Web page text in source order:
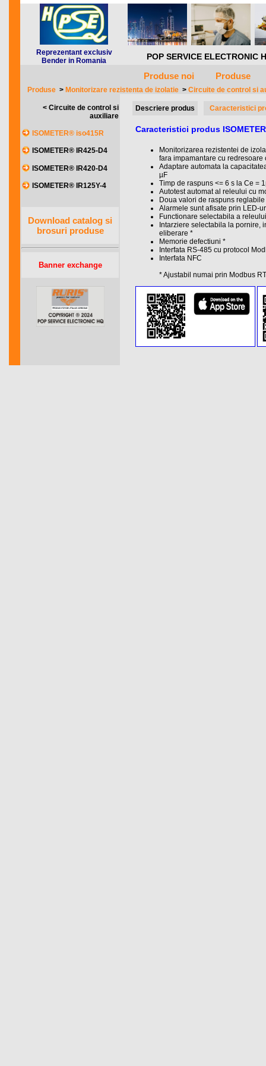
Reprezentant exclusiv
Bender in Romania
POP SERVICE
Produse noi Produse
Produse > Monitorizare rezistenta de izolatie > Circuite de control si
< Circuite de control si
auxiliare
ISOMETER® iso415R
ISOMETER® IR425-D4
ISOMETER® IR420-D4
ISOMETER® IR125Y-4
Download catalog si
brosuri produse
Banner exchange
Descriere produs Caracteristici
Caracteristici produs
Monitorizarea rezistentei de
fara impamantare cu redresoare
Adaptare automata la
µF
Timp de raspuns <= 6 s la Ce =
Autotest automat al releului cu
Doua valori de raspuns
Alarmele sunt afisate prin LED-
Functionare selectabila a
Intarziere selectabila la pornire,
eliberare *
Memorie defectiuni *
Interfata RS-485 cu protocol
Interfata NFC
* Ajustabil numai prin Modbus